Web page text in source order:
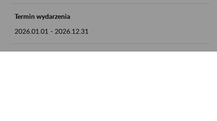
Termin wydarzenia
2026.01.01 - 2026.12.31